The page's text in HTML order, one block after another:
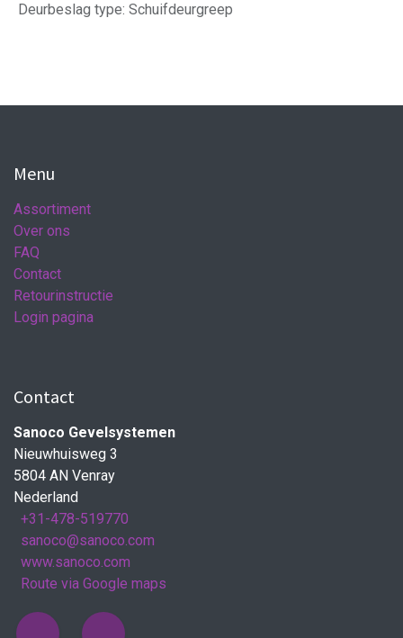
Deurbeslag type: Schuifdeurgreep
Menu
Assortiment
Over ons
FAQ
Contact
Retourinstructie
Login pagina
Contact
Sanoco Gevelsystemen
Nieuwhuisweg 3
5804 AN Venray
Nederland
+31-478-519770
sanoco@sanoco.com
www.sanoco.com
Route via Google maps